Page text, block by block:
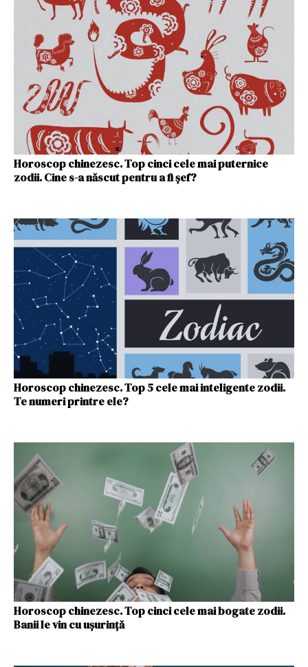
Horoscop chinezesc. Top cinci cele mai puternice
zodii. Cine s-a născut pentru a fi şef?
Horoscop chinezesc. Top 5 cele mai inteligente zodii.
Te numeri printre ele?
Horoscop chinezesc. Top cinci cele mai bogate zodii.
Banii le vin cu uşurinţă